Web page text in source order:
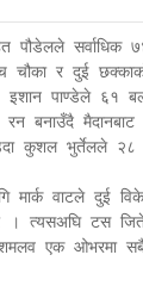
पौडेलले सर्वाधिक
र दुई
इशान पाण्डेले ६१
बनाउँदै मैदानबाट
कुशल भुर्तेलले
मार्क वाटले दुई
त्यसअघि टस
एक ओभरमा